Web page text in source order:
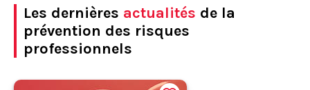
Les dernières actualités de la
prévention des risques
professionnels